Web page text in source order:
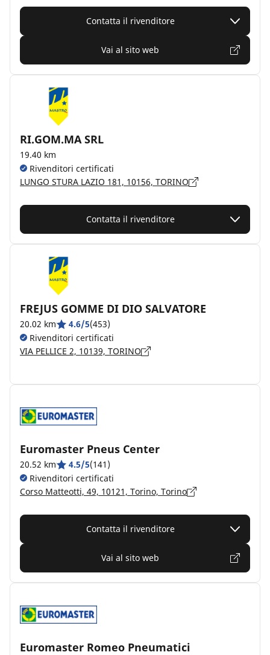
Contatta il rivenditore
Vai al sito web
RI.GOM.MA SRL
19.40 km
Rivenditori certificati
LUNGO STURA LAZIO 181, 10156, TORINO
Contatta il rivenditore
FREJUS GOMME DI DIO SALVATORE
20.02 km 4.6/5(453)
Rivenditori certificati
VIA PELLICE 2, 10139, TORINO
Euromaster Pneus Center
20.52 km 4.5/5(141)
Rivenditori certificati
Corso Matteotti, 49, 10121, Torino, Torino
Contatta il rivenditore
Vai al sito web
Euromaster Romeo Pneumatici